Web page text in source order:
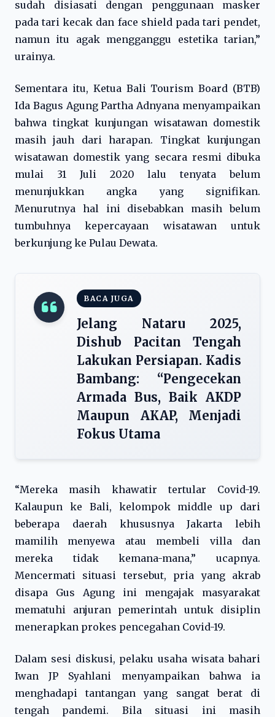
sudah disiasati dengan penggunaan masker
pada tari kecak dan face shield pada tari pendet,
namun itu agak mengganggu estetika tarian,”
urainya.
Sementara itu, Ketua Bali Tourism Board (BTB)
Ida Bagus Agung Partha Adnyana menyampaikan
bahwa tingkat kunjungan wisatawan domestik
masih jauh dari harapan. Tingkat kunjungan
wisatawan domestik yang secara resmi dibuka
mulai 31 Juli 2020 lalu tenyata belum
menunjukkan angka yang signifikan.
Menurutnya hal ini disebabkan masih belum
tumbuhnya kepercayaan wisatawan untuk
berkunjung ke Pulau Dewata.
BACA JUGA
Jelang Nataru 2025,
Dishub Pacitan Tengah
Lakukan Persiapan. Kadis
Bambang: “Pengecekan
Armada Bus, Baik AKDP
Maupun AKAP, Menjadi
Fokus Utama
“Mereka masih khawatir tertular Covid-19.
Kalaupun ke Bali, kelompok middle up dari
beberapa daerah khususnya Jakarta lebih
mamilih menyewa atau membeli villa dan
mereka tidak kemana-mana,” ucapnya.
Mencermati situasi tersebut, pria yang akrab
disapa Gus Agung ini mengajak masyarakat
mematuhi anjuran pemerintah untuk disiplin
menerapkan prokes pencegahan Covid-19.
Dalam sesi diskusi, pelaku usaha wisata bahari
Iwan JP Syahlani menyampaikan bahwa ia
menghadapi tantangan yang sangat berat di
tengah pandemi. Bila situasi ini masih